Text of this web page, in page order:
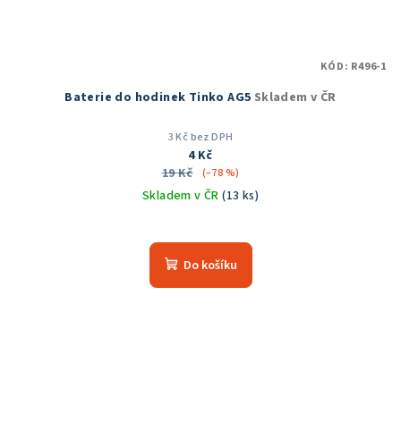
Baterie do hodinek Tinko AG5 Skladem v ČR
3 Kč bez DPH
4 Kč
19 Kč
(–78 %)
Skladem v ČR(13 ks)
Do košíku
KÓD: R496-1